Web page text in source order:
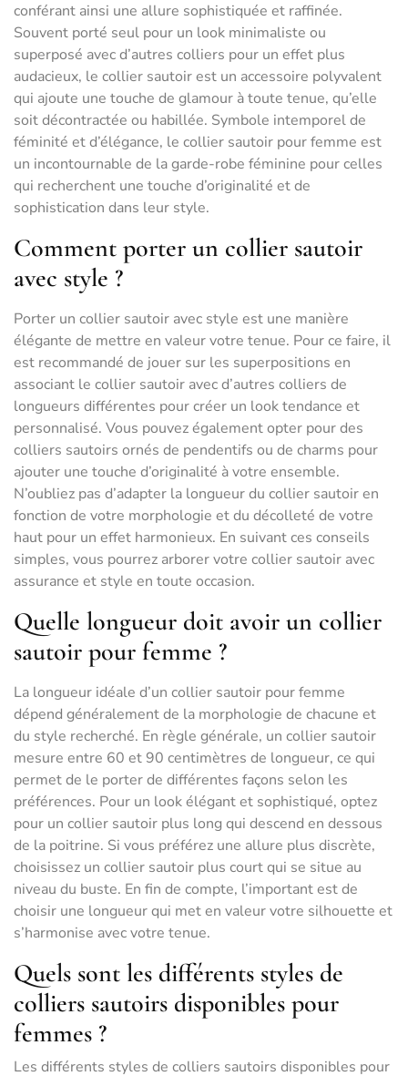
conférant ainsi une allure sophistiquée et raffinée.
Souvent porté seul pour un look minimaliste ou
superposé avec d’autres colliers pour un effet plus
audacieux, le collier sautoir est un accessoire polyvalent
qui ajoute une touche de glamour à toute tenue, qu’elle
soit décontractée ou habillée. Symbole intemporel de
féminité et d’élégance, le collier sautoir pour femme est
un incontournable de la garde-robe féminine pour celles
qui recherchent une touche d’originalité et de
sophistication dans leur style.
Comment porter un collier sautoir
avec style ?
Porter un collier sautoir avec style est une manière
élégante de mettre en valeur votre tenue. Pour ce faire, il
est recommandé de jouer sur les superpositions en
associant le collier sautoir avec d’autres colliers de
longueurs différentes pour créer un look tendance et
personnalisé. Vous pouvez également opter pour des
colliers sautoirs ornés de pendentifs ou de charms pour
ajouter une touche d’originalité à votre ensemble.
N’oubliez pas d’adapter la longueur du collier sautoir en
fonction de votre morphologie et du décolleté de votre
haut pour un effet harmonieux. En suivant ces conseils
simples, vous pourrez arborer votre collier sautoir avec
assurance et style en toute occasion.
Quelle longueur doit avoir un collier
sautoir pour femme ?
La longueur idéale d’un collier sautoir pour femme
dépend généralement de la morphologie de chacune et
du style recherché. En règle générale, un collier sautoir
mesure entre 60 et 90 centimètres de longueur, ce qui
permet de le porter de différentes façons selon les
préférences. Pour un look élégant et sophistiqué, optez
pour un collier sautoir plus long qui descend en dessous
de la poitrine. Si vous préférez une allure plus discrète,
choisissez un collier sautoir plus court qui se situe au
niveau du buste. En fin de compte, l’important est de
choisir une longueur qui met en valeur votre silhouette et
s’harmonise avec votre tenue.
Quels sont les différents styles de
colliers sautoirs disponibles pour
femmes ?
Les différents styles de colliers sautoirs disponibles pour